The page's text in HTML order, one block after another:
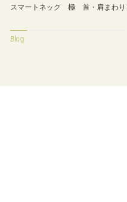
スマートネック 極 首・肩まわり
Blog